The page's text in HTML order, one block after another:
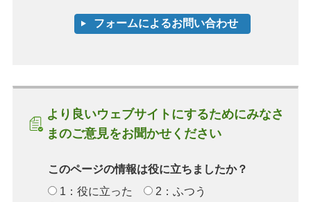
より良いウェブサイトにするためにみなさ
まのご意見をお聞かせください
このページの情報は役に立ちましたか？
1：役に立った
2：ふつう